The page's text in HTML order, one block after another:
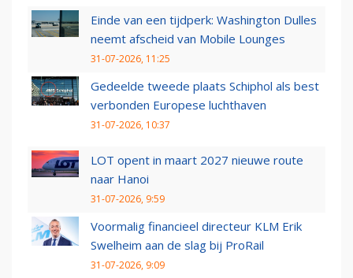
Einde van een tijdperk: Washington Dulles
neemt afscheid van Mobile Lounges
31-07-2026, 11:25
Gedeelde tweede plaats Schiphol als best
verbonden Europese luchthaven
31-07-2026, 10:37
LOT opent in maart 2027 nieuwe route
naar Hanoi
31-07-2026, 9:59
Voormalig financieel directeur KLM Erik
Swelheim aan de slag bij ProRail
31-07-2026, 9:09